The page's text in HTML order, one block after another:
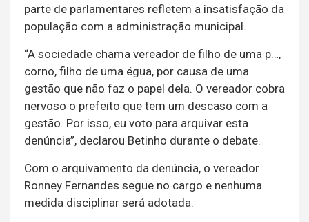
parte de parlamentares refletem a insatisfação da
população com a administração municipal.
“A sociedade chama vereador de filho de uma p…,
corno, filho de uma égua, por causa de uma
gestão que não faz o papel dela. O vereador cobra
nervoso o prefeito que tem um descaso com a
gestão. Por isso, eu voto para arquivar esta
denúncia”, declarou Betinho durante o debate.
Com o arquivamento da denúncia, o vereador
Ronney Fernandes segue no cargo e nenhuma
medida disciplinar será adotada.